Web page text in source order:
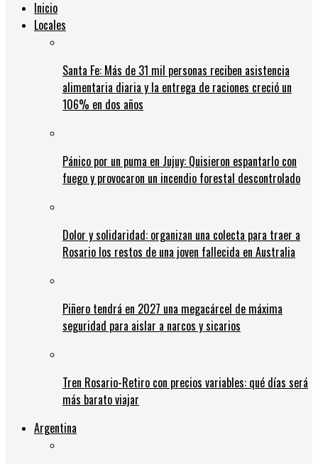
Inicio
Locales
Santa Fe: Más de 31 mil personas reciben asistencia
alimentaria diaria y la entrega de raciones creció un
106% en dos años
Pánico por un puma en Jujuy: Quisieron espantarlo con
fuego y provocaron un incendio forestal descontrolado
Dolor y solidaridad: organizan una colecta para traer a
Rosario los restos de una joven fallecida en Australia
Piñero tendrá en 2027 una megacárcel de máxima
seguridad para aislar a narcos y sicarios
Tren Rosario-Retiro con precios variables: qué días será
más barato viajar
Argentina